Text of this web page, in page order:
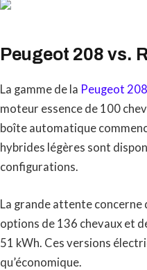
Peugeot 208 vs.
La gamme de la Peugeot
moteur essence de 100
boîte automatique
hybrides légères sont
configurations.
La grande attente concerne
options de 136 chevaux et
51 kWh. Ces versions
qu’économique.